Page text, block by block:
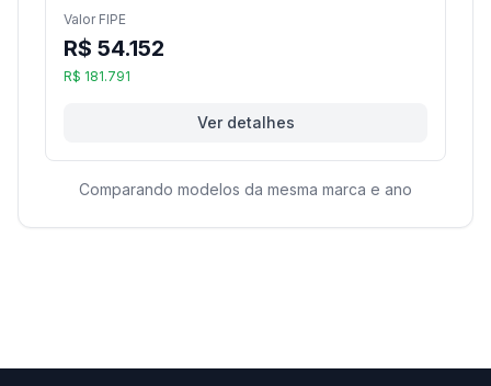
Valor FIPE
R$ 54.152
R$ 181.791
Ver detalhes
Comparando modelos da mesma marca e ano